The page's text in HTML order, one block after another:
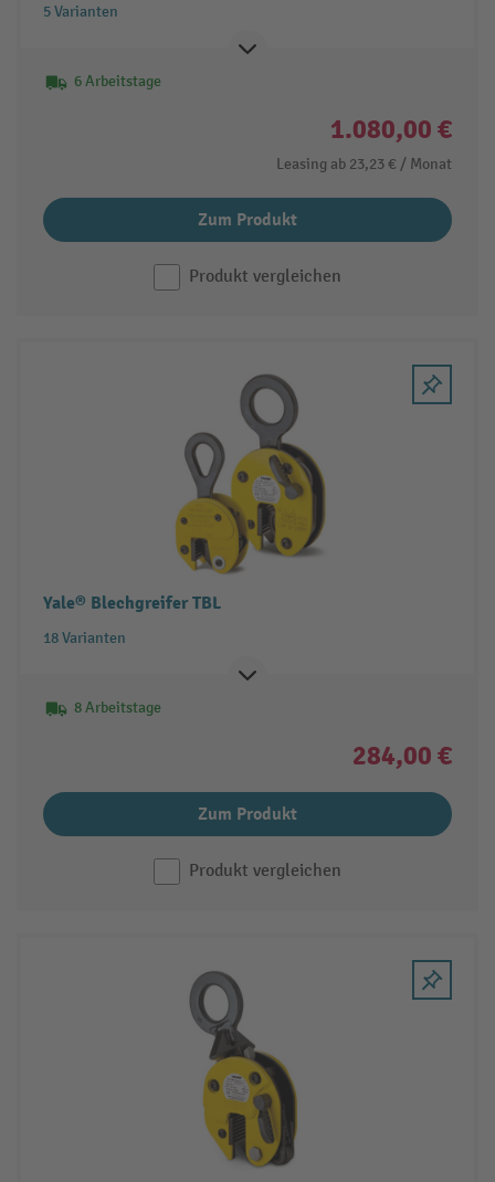
5 Varianten
6 Arbeitstage
1.080,00 €
Leasing ab 23,23 € / Monat
Zum Produkt
Produkt vergleichen
Yale® Blechgreifer TBL
18 Varianten
8 Arbeitstage
284,00 €
Zum Produkt
Produkt vergleichen